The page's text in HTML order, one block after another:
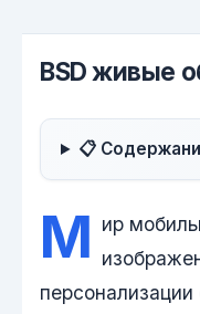
BSD живые
📋
М ир